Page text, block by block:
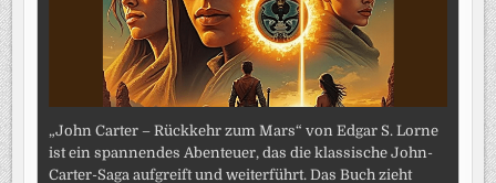
„John Carter – Rückkehr zum Mars“ von Edgar S. Lorne
ist ein spannendes Abenteuer, das die klassische John-
Carter-Saga aufgreift und weiterführt. Das Buch zieht